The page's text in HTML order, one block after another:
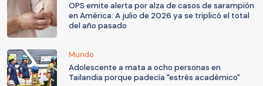
OPS emite alerta por alza de casos de sarampión
en América: A julio de 2026 ya se triplicó el total
del año pasado
Mundo
Adolescente a mata a ocho personas en
Tailandia porque padecía "estrés académico"